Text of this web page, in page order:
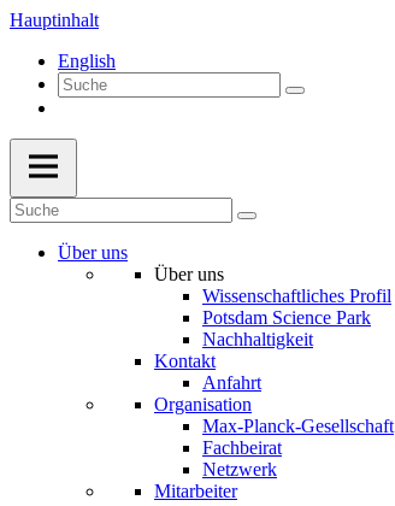
Hauptinhalt
English
Über uns
Über uns
Wissenschaftliches Profil
Potsdam Science Park
Nachhaltigkeit
Kontakt
Anfahrt
Organisation
Max-Planck-Gesellschaft
Fachbeirat
Netzwerk
Mitarbeiter